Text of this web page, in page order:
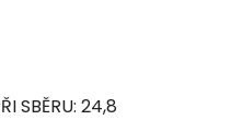
SBĚRU: 24,8